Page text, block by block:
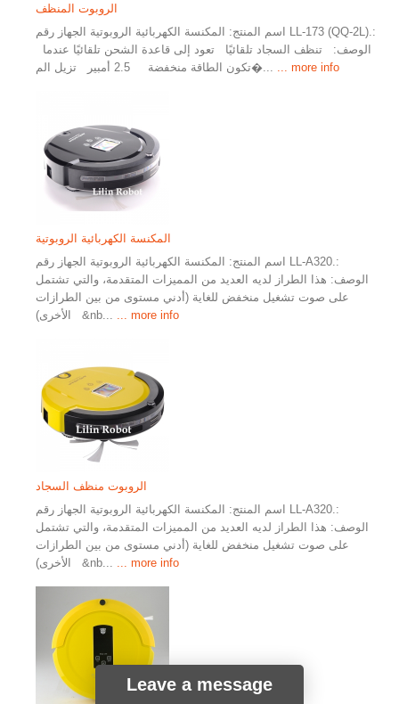
الروبوت المنظف
اسم المنتج: المكنسة الكهربائية الروبوتية الجهاز رقم LL-173 (QQ-2L).:
تكون الطاقة منخفضة 2.5 أمبير تزيل الم�...
... more info
المكنسة الكهربائية الروبوتية
اسم المنتج: المكنسة الكهربائية الروبوتية الجهاز رقم LL-A320.:
الوصف: هذا الطراز لديه العديد من المميزات المتقدمة، والتي تشتمل
على صوت تشغيل منخفض للغاية (أدني مستوى من بين الطرازات
الأخرى) &nb...
... more info
الروبوت منظف السجاد
اسم المنتج: المكنسة الكهربائية الروبوتية الجهاز رقم LL-A320.:
الوصف: هذا الطراز لديه العديد من المميزات المتقدمة، والتي تشتمل
على صوت تشغيل منخفض للغاية (أدني مستوى من بين الطرازات
الأخرى) &nb...
... more info
Leave a message